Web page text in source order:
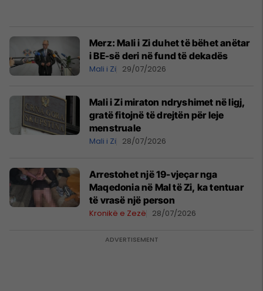
Merz: Mali i Zi duhet të bëhet anëtar
i BE-së deri në fund të dekadës
Mali i Zi 29/07/2026
Mali i Zi miraton ndryshimet në ligj,
gratë fitojnë të drejtën për leje
menstruale
Mali i Zi 28/07/2026
Arrestohet një 19-vjeçar nga
Maqedonia në Mal të Zi, ka tentuar
të vrasë një person
Kronikë e Zezë 28/07/2026